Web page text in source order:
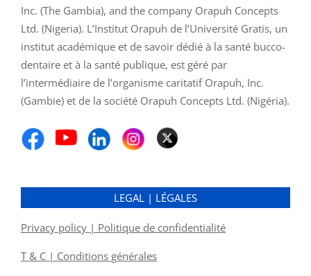
Inc. (The Gambia), and the company Orapuh Concepts
Ltd. (Nigeria). L’Institut Orapuh de l’Université Gratis, un
institut académique et de savoir dédié à la santé bucco-
dentaire et à la santé publique, est géré par
l’intermédiaire de l’organisme caritatif Orapuh, Inc.
(Gambie) et de la société Orapuh Concepts Ltd. (Nigéria).
LEGAL | LÉGALES
Privacy policy | Politique de confidentialité
T & C | Conditions générales